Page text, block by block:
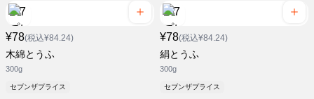
¥78(税込¥84.24)
木綿とうふ
300g
セブンザプライス
¥78(税込¥84.24)
絹とうふ
300g
セブンザプライス